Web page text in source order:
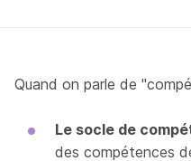
Quand on parle de
Le socle de
des compétences